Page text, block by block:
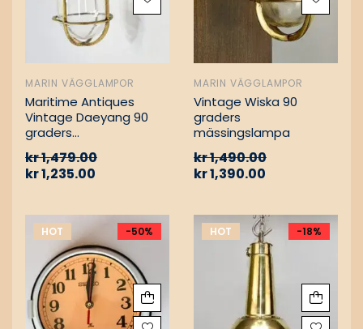
MARIN VÄGGLAMPOR
Maritime Antiques
Vintage Daeyang 90
graders
kr1,479.00
kr1,235.00
MARIN VÄGGLAMPOR
Vintage Wiska 90
graders
mässingslampa
kr1,490.00
kr1,390.00
HOT -50% HOT -18%